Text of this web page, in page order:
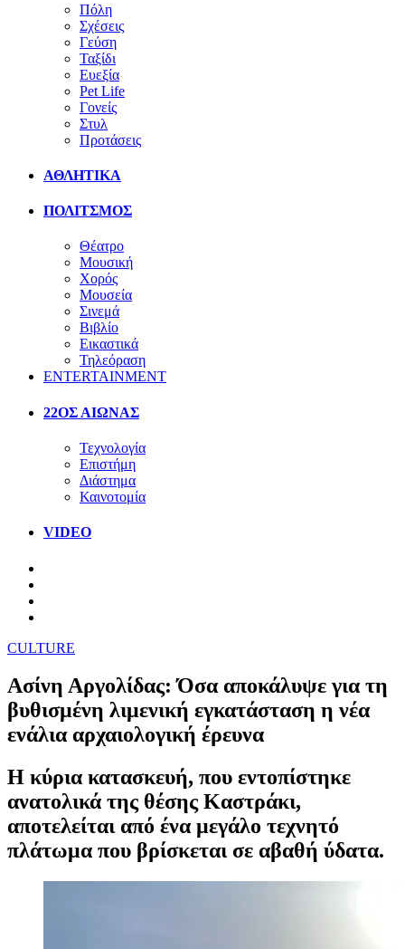
Πόλη
Σχέσεις
Γεύση
Ταξίδι
Ευεξία
Pet Life
Γονείς
Στυλ
Προτάσεις
ΑΘΛΗΤΙΚΑ
ΠΟΛΙΤΣΜΟΣ
Θέατρο
Μουσική
Χορός
Μουσεία
Σινεμά
Βιβλίο
Εικαστικά
Τηλεόραση
ENTERTAINMENT
22ΟΣ ΑΙΩΝΑΣ
Τεχνολογία
Επιστήμη
Διάστημα
Καινοτομία
VIDEO
CULTURE
Ασίνη Αργολίδας: Όσα αποκάλυψε για τη
βυθισμένη λιμενική εγκατάσταση η νέα
ενάλια αρχαιολογική έρευνα
Η κύρια κατασκευή, που εντοπίστηκε
ανατολικά της θέσης Καστράκι,
αποτελείται από ένα μεγάλο τεχνητό
πλάτωμα που βρίσκεται σε αβαθή ύδατα.